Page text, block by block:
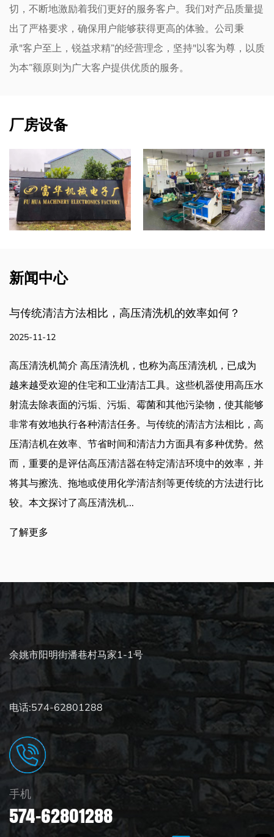
切，不断地激励着我们更好的服务客户。我们对产品质量提
出了严格要求，确保用户能够获得更高的体验。公司秉
承"客户至上，锐益求精”的经营理念，坚持"以客为尊，以质
为本”额原则为广大客户提供优质的服务。
厂房设备
新闻中心
压清洗机的效率如何？
，也称为高压清洗机，已成为
清洁工具。这些机器使用高压水
、霉菌和其他污染物，使其能够
。与传统的清洁方法相比，高
和清洁力方面具有多种优势。然
器在特定清洁环境中的效率，并
学清洁剂等更传统的方法进行比
...
是否有可调节的管道
2025-11-05
是否有可调节的管道清洁
道清洁是维护管道、工业
种系统的重要组成部分。
使用针对不同尺寸和类型
近年来备受关注的一种此
些喷嘴设计用于适应不同
余姚市阳明街潘巷村马家1-1号
电话:574-62801288
手机
574-62801288